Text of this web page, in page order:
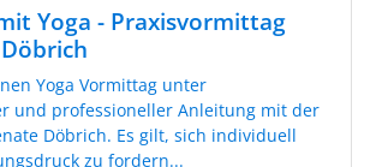
Yoga - Praxisvormittag
Yoga Vormittag unter
und professioneller Anleitung mit der
Döbrich. Es gilt, sich individuell
zu fordern...